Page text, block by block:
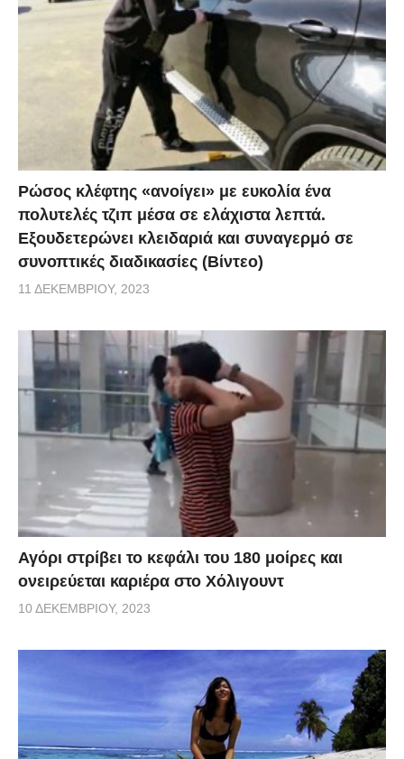
Ρώσος κλέφτης «ανοίγει» με ευκολία ένα
πολυτελές τζιπ μέσα σε ελάχιστα λεπτά.
Εξουδετερώνει κλειδαριά και συναγερμό σε
συνοπτικές διαδικασίες (Βίντεο)
11 ΔΕΚΕΜΒΡΊΟΥ, 2023
Αγόρι στρίβει το κεφάλι του 180 μοίρες και
ονειρεύεται καριέρα στο Χόλιγουντ
10 ΔΕΚΕΜΒΡΊΟΥ, 2023